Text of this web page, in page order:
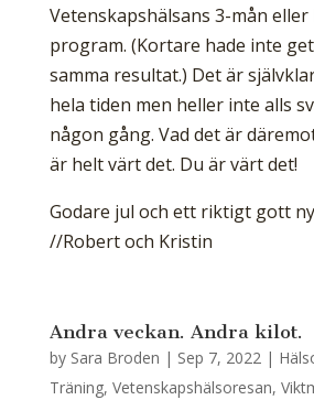
Vetenskapshälsans 3-mån
program. (Kortare hade inte
samma resultat.) Det är
hela tiden men heller inte alls
någon gång. Vad det är
är helt värt det. Du är värt det!
Godare jul och ett riktigt gott
//Robert och Kristin
Andra veckan. Andra kilot.
by Sara Broden | Sep 7, 2022|
Träning, Vetenskapshälsoresan,